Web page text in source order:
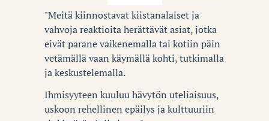
"Meitä kiinnostavat kiistanalaiset ja
vahvoja reaktioita herättävät asiat, jotka
eivät parane vaikenemalla tai kotiin päin
vetämällä vaan käymällä kohti, tutkimalla
ja keskustelemalla.
Ihmisyyteen kuuluu hävytön uteliaisuus,
uskoon rehellinen epäilys ja kulttuuriin